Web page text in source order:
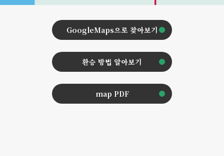
GoogleMaps으로 찾아보기
환승 방법 알아보기
map PDF